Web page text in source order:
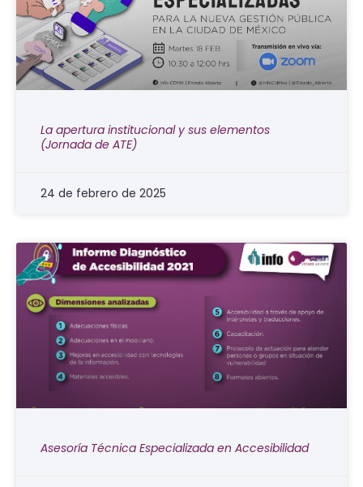
La apertura institucional y sus elementos
(Jornada de ATE)
24 de febrero de 2025
Asesoría Técnica Especializada en Accesibilidad